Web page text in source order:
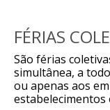
FÉRIAS
São férias
simultânea, a
ou apenas aos
estabelecimentos